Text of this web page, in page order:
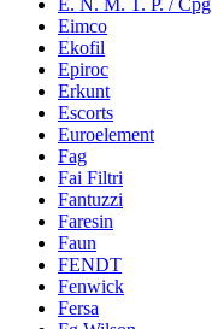
E. N. M. T. P. / Cpg
Eimco
Ekofil
Epiroc
Erkunt
Escorts
Euroelement
Fag
Fai Filtri
Fantuzzi
Faresin
Faun
FENDT
Fenwick
Fersa